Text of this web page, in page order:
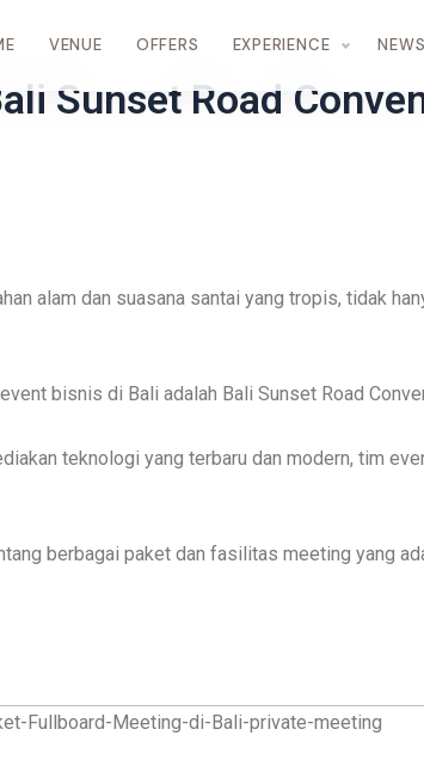
VENUE OFFERS EXPERIENCE NEWS
Sunset Road
alam dan suasana santai yang tropis, tidak
bisnis di Bali adalah Bali Sunset Road
teknologi yang terbaru dan modern, tim
berbagai paket dan fasilitas meeting yang